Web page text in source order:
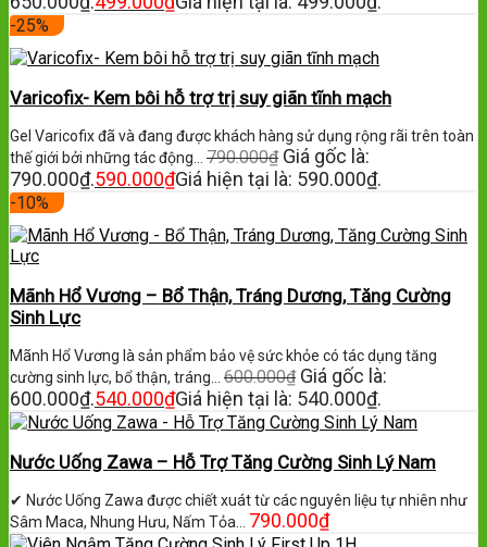
-25%
Varicofix- Kem bôi hỗ trợ trị suy giãn tĩnh mạch
Gel Varicofix đã và đang được khách hàng sử dụng rộng rãi trên toàn
thế giới bởi những tác động… 790.000₫ Giá gốc là:
790.000₫.590.000₫Giá hiện tại là: 590.000₫.
-10%
Mãnh Hổ Vương – Bổ Thận, Tráng Dương, Tăng Cường
Sinh Lực
Mãnh Hổ Vương là sản phẩm bảo vệ sức khỏe có tác dụng tăng
cường sinh lực, bổ thận, tráng… 600.000₫ Giá gốc là:
600.000₫.540.000₫Giá hiện tại là: 540.000₫.
Nước Uống Zawa – Hỗ Trợ Tăng Cường Sinh Lý Nam
✔ Nước Uống Zawa được chiết xuát từ các nguyên liệu tự nhiên như
Sâm Maca, Nhung Hưu, Nấm Tỏa… 790.000₫